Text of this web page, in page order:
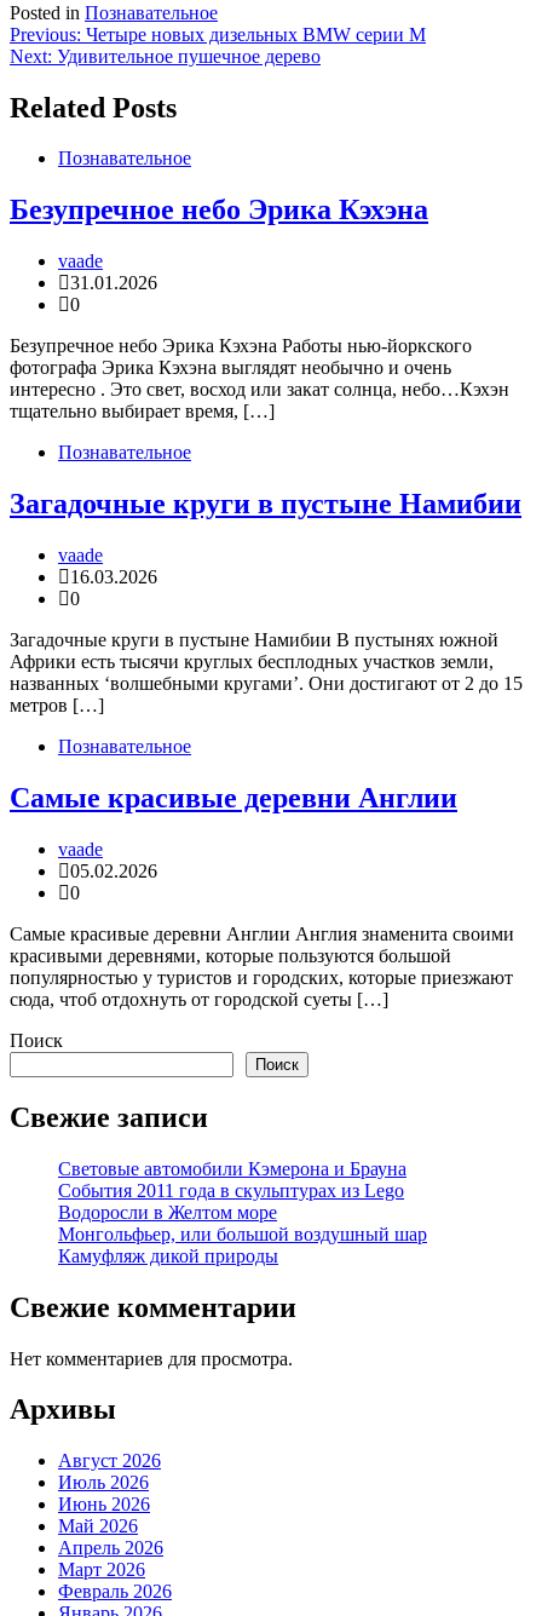
Posted in Познавательное
Навигация
по
записям
Previous: Четыре новых дизельных BMW серии М
Next: Удивительное пушечное дерево
Related Posts
Познавательное
Безупречное небо Эрика Кэхэна
vaade
31.01.2026
0
Безупречное небо Эрика Кэхэна Работы нью-йоркского
фотографа Эрика Кэхэна выглядят необычно и очень
интересно . Это свет, восход или закат солнца, небо…Кэхэн
тщательно выбирает время, […]
Познавательное
Загадочные круги в пустыне Намибии
vaade
16.03.2026
0
Загадочные круги в пустыне Намибии В пустынях южной
Африки есть тысячи круглых бесплодных участков земли,
названных ‘волшебными кругами’. Они достигают от 2 до 15
метров […]
Познавательное
Самые красивые деревни Англии
vaade
05.02.2026
0
Самые красивые деревни Англии Англия знаменита своими
красивыми деревнями, которые пользуются большой
популярностью у туристов и городских, которые приезжают
сюда, чтоб отдохнуть от городской суеты […]
Поиск
Поиск
Свежие записи
Световые автомобили Кэмерона и Брауна
События 2011 года в скульптурах из Lego
Водоросли в Желтом море
Монгольфьер, или большой воздушный шар
Камуфляж дикой природы
Свежие комментарии
Нет комментариев для просмотра.
Архивы
Август 2026
Июль 2026
Июнь 2026
Май 2026
Апрель 2026
Март 2026
Февраль 2026